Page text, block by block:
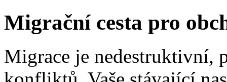
Migrační cesta pro
Migrace je nedestruktivní,